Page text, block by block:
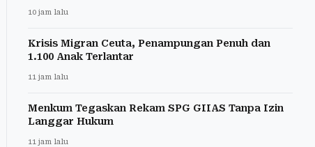
10 jam lalu
Krisis Migran Ceuta, Penampungan Penuh dan
1.100 Anak Terlantar
11 jam lalu
Menkum Tegaskan Rekam SPG GIIAS Tanpa Izin
Langgar Hukum
11 jam lalu